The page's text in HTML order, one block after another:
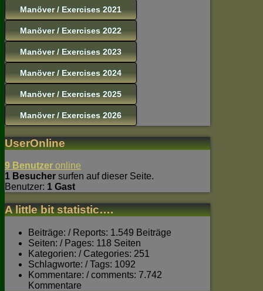
Manöver / Exercises 2021
Manöver / Exercises 2022
Manöver / Exercises 2023
Manöver / Exercises 2024
Manöver / Exercises 2025
Manöver / Exercises 2026
UserOnline
9 Benutzer online
1 Besucher surfen auf dieser Seite.
Benutzer: 1 Gast
A little bit statistic….
Beiträge: / Reports: 1.549 Beiträge
Seiten: / Pages: 118 Seiten
Kategorien: / Categories: 251
Schlagworte: / Tags: 1092
Kommentare: / comments: 7.742
Kommentare